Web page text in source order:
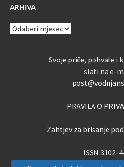
ARHIVA
ARHIVA
Svoje priče, pohvale i
slati na e-
PRAVILA O
Zahtjev za brisanje
ISSN 3102-